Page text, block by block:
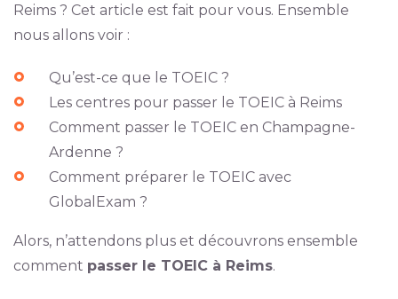
Reims ? Cet article est fait pour vous. Ensemble
nous allons voir :
Qu’est-ce que le TOEIC ?
Les centres pour passer le TOEIC à Reims
Comment passer le TOEIC en Champagne-
Ardenne ?
Comment préparer le TOEIC avec
GlobalExam ?
Alors, n’attendons plus et découvrons ensemble
comment passer le TOEIC à Reims.